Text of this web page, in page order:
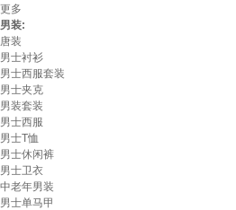
更多
男装:
唐装
男士衬衫
男士西服套装
男士夹克
男装套装
男士西服
男士T恤
男士休闲裤
男士卫衣
中老年男装
男士单马甲